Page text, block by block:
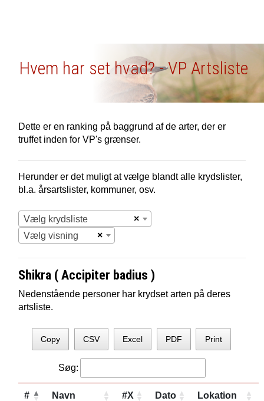
Hvem har set hvad? - VP Artsliste
Dette er en ranking på baggrund af de arter, der er
truffet inden for VP's grænser.
Herunder er det muligt at vælge blandt alle krydslister,
bl.a. årsartslister, kommuner, osv.
×
Vælg krydsliste
×
Vælg visning
Shikra ( Accipiter badius )
Nedenstående personer har krydset arten på deres
artsliste.
Copy CSV Excel PDF Print
Søg:
# Navn #X Dato Lokation